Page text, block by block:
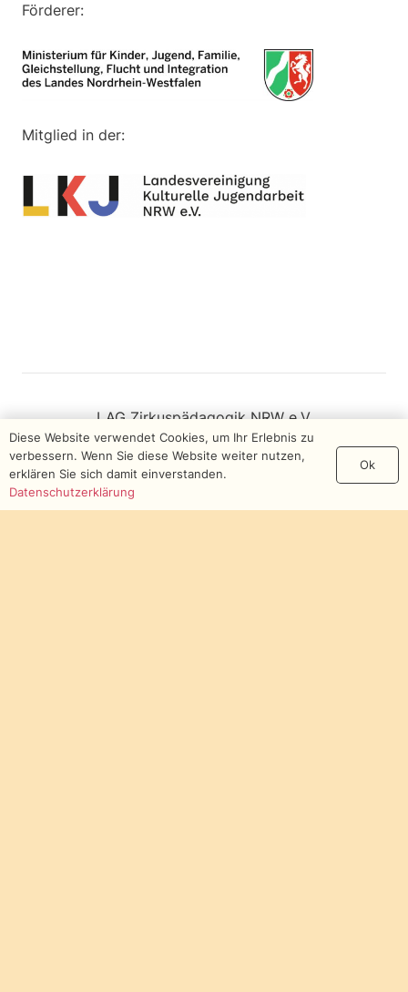
Förderer:
Mitglied in der:
LAG Zirkuspädagogik NRW e.V.
Am Justizzentrum 7
Diese Website verwendet Cookies, um Ihr Erlebnis zu
verbessern. Wenn Sie diese Website weiter nutzen,
erklären Sie sich damit einverstanden.
Datenschutzerklärung
Ok